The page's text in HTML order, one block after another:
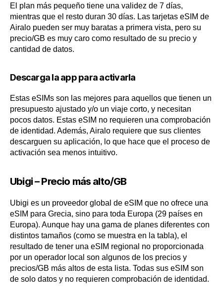
El plan más pequeño tiene una validez de 7 días,
mientras que el resto duran 30 días. Las tarjetas eSIM de
Airalo pueden ser muy baratas a primera vista, pero su
precio/GB es muy caro como resultado de su precio y
cantidad de datos.
Descarga la app para activarla
Estas eSIMs son las mejores para aquellos que tienen un
presupuesto ajustado y/o un viaje corto, y necesitan
pocos datos. Estas eSIM no requieren una comprobación
de identidad. Además, Airalo requiere que sus clientes
descarguen su aplicación, lo que hace que el proceso de
activación sea menos intuitivo.
Ubigi – Precio más alto/GB
Ubigi es un proveedor global de eSIM que no ofrece una
eSIM para Grecia, sino para toda Europa (29 países en
Europa). Aunque hay una gama de planes diferentes con
distintos tamaños (como se muestra en la tabla), el
resultado de tener una eSIM regional no proporcionada
por un operador local son algunos de los precios y
precios/GB más altos de esta lista. Todas sus eSIM son
de solo datos y no requieren comprobación de identidad.